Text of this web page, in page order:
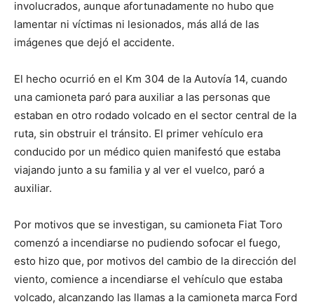
involucrados, aunque afortunadamente no hubo que
lamentar ni víctimas ni lesionados, más allá de las
imágenes que dejó el accidente.
El hecho ocurrió en el Km 304 de la Autovía 14, cuando
una camioneta paró para auxiliar a las personas que
estaban en otro rodado volcado en el sector central de la
ruta, sin obstruir el tránsito. El primer vehículo era
conducido por un médico quien manifestó que estaba
viajando junto a su familia y al ver el vuelco, paró a
auxiliar.
Por motivos que se investigan, su camioneta Fiat Toro
comenzó a incendiarse no pudiendo sofocar el fuego,
esto hizo que, por motivos del cambio de la dirección del
viento, comience a incendiarse el vehículo que estaba
volcado, alcanzando las llamas a la camioneta marca Ford